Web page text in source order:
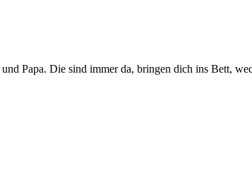
Papa. Die sind immer da, bringen dich ins Bett,